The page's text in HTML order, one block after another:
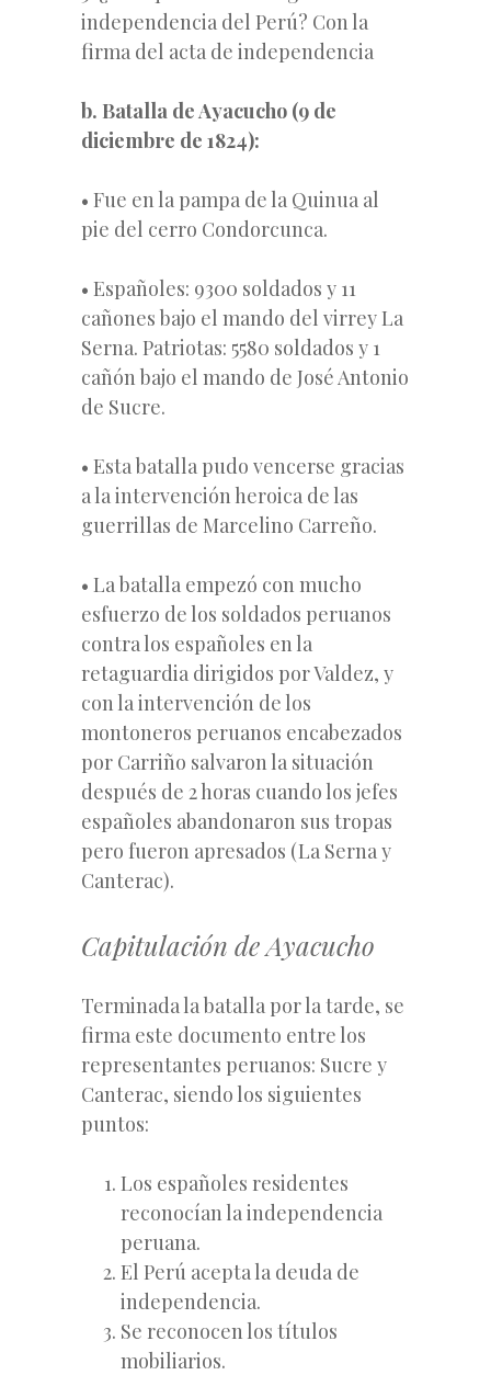
independencia del Perú? Con la
firma del acta de independencia
b. Batalla de Ayacucho (9 de
diciembre de 1824):
• Fue en la pampa de la Quinua al
pie del cerro Condorcunca.
• Españoles: 9300 soldados y 11
cañones bajo el mando del virrey La
Serna. Patriotas: 5580 soldados y 1
cañón bajo el mando de José Antonio
de Sucre.
• Esta batalla pudo vencerse gracias
a la intervención heroica de las
guerrillas de Marcelino Carreño.
• La batalla empezó con mucho
esfuerzo de los soldados peruanos
contra los españoles en la
retaguardia dirigidos por Valdez, y
con la intervención de los
montoneros peruanos encabezados
por Carriño salvaron la situación
después de 2 horas cuando los jefes
españoles abandonaron sus tropas
pero fueron apresados (La Serna y
Canterac).
Capitulación de Ayacucho
Terminada la batalla por la tarde, se
firma este documento entre los
representantes peruanos: Sucre y
Canterac, siendo los siguientes
puntos:
Los españoles residentes
reconocían la independencia
peruana.
El Perú acepta la deuda de
independencia.
Se reconocen los títulos
mobiliarios.